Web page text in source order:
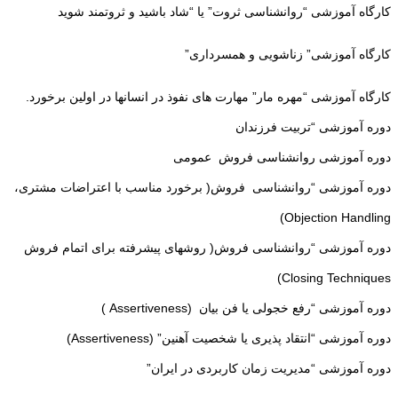
کارگاه آموزشی “روانشناسی ثروت” یا “شاد باشید و ثروتمند شوید
کارگاه آموزشی” زناشویی و همسرداری”
کارگاه آموزشی “مهره مار” مهارت های نفوذ در انسانها در اولین برخورد.
دوره آموزشی “تربیت فرزندان
دوره آموزشی روانشناسی فروش عمومی
دوره آموزشی “روانشناسی فروش( برخورد مناسب با اعتراضات مشتری،
Objection Handling)
دوره آموزشی “روانشناسی فروش( روشهای پیشرفته برای اتمام فروش
Closing Techniques)
دوره آموزشی “رفع خجولی یا فن بیان (Assertiveness )
دوره آموزشی “انتقاد پذیری یا شخصیت آهنین” (Assertiveness)
دوره آموزشی “مدیریت زمان کاربردی در ایران”